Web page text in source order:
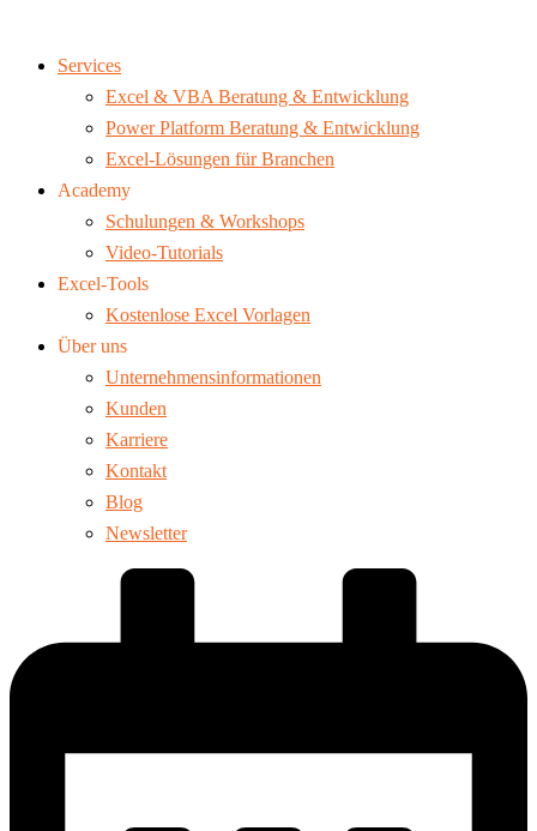
Services
Excel & VBA Beratung & Entwicklung
Power Platform Beratung & Entwicklung
Excel-Lösungen für Branchen
Academy
Schulungen & Workshops
Video-Tutorials
Excel-Tools
Kostenlose Excel Vorlagen
Über uns
Unternehmensinformationen
Kunden
Karriere
Kontakt
Blog
Newsletter